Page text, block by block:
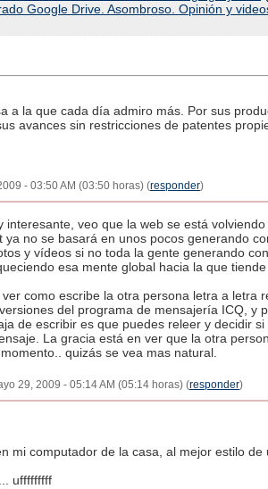
Google Drive. Asombroso. Opinión y
a la que cada día admiro más. Por sus
avances sin restricciones de patentes
- 03:50 AM (03:50 horas) (responder)
interesante, veo que la web se está
ya no se basará en unos pocos generando
y vídeos si no toda la gente generando
esa mente global hacia la que
como escribe la otra persona letra a letra
del programa de mensajería ICQ, y
de escribir es que puedes releer y decidir
La gracia está en ver que la otra
quizás se vea mas natural.
29, 2009 - 05:14 AM (05:14 horas) (responder)
mi computador de la casa, al mejor estilo de
ufffffffff